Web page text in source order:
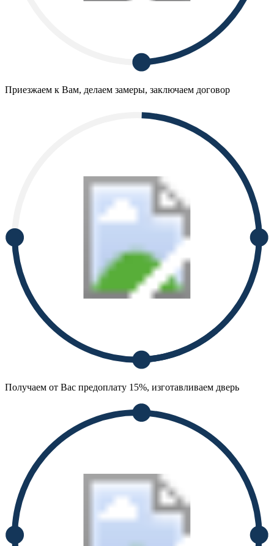
Приезжаем к Вам, делаем замеры, заключаем договор
Получаем от Вас предоплату 15%, изготавливаем дверь